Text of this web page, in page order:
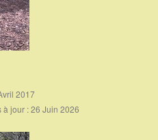
2017
à jour : 26 Juin 2026